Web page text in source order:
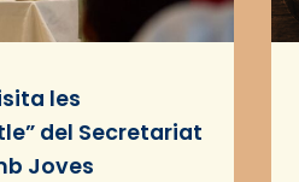
les
del Secretariat
Joves